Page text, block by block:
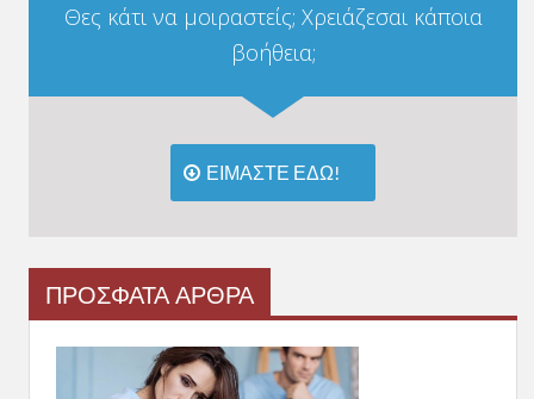
Θες κάτι να μοιραστείς; Χρειάζεσαι κάποια
βοήθεια;
ΕΙΜΑΣΤΕ ΕΔΩ!
ΠΡΟΣΦΑΤΑ ΑΡΘΡΑ